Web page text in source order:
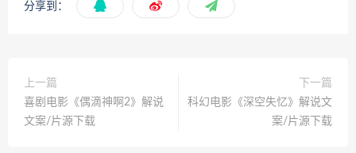
分享到：
上一篇
喜剧电影《偶滴神啊2》解说
文案/片源下载
下一篇
科幻电影《深空失忆》解说文
案/片源下载